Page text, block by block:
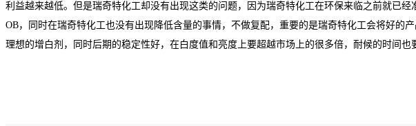
利益越来越低。但是瑞奇特化工却没有出现这类的问题，因为瑞奇特化工在环保来临之前就已经
OB，同时在瑞奇特化工也没有出现降低含量的事情，不做复配，重要的是瑞奇特化工会将好的
理想的增白剂，同时后期的稳定性好，在白度值和亮度上要超越市场上的很多倍，耐候的时间也